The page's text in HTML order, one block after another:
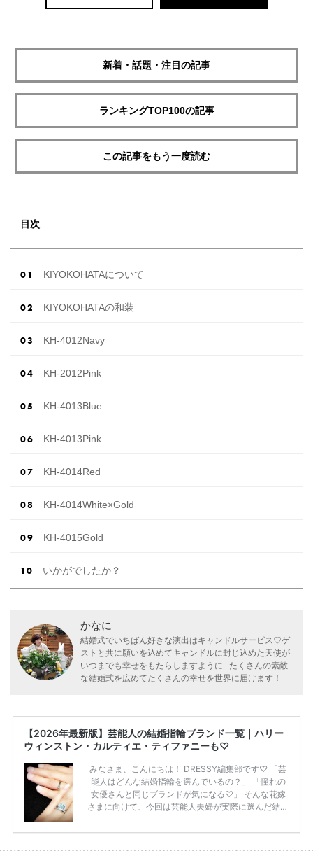
新着・話題・注目の記事
ランキングTOP100の記事
この記事をもう一度読む
目次
KIYOKOHATAについて
KIYOKOHATAの和装
KH-4012Navy
KH-2012Pink
KH-4013Blue
KH-4013Pink
KH-4014Red
KH-4014White×Gold
KH-4015Gold
いかがでしたか？
かなに
結婚式でいちばん好きな演出はキャンドルサービス♡ゲ
ストと共に願いを込めてキャンドルに封じ込めた天使が
いつまでも幸せをもたらしますように...たくさんの素敵
な結婚式を広めてたくさんの幸せを世界に届けます！
【2026年最新版】芸能人の結婚指輪ブランド一覧｜ハリー
ウィンストン・カルティエ・ティファニーも♡
みなさま、こんにちは！ DRESSY編集部です♡ 「芸
能人はどんな結婚指輪を選んでいるの？」 「憧れの
女優さんと同じブランドが気になる♡」 そんな花嫁
さまに向けて、今回は芸能人夫婦が実際に選んだ結婚
ーウィンストンやカルティエ、ティファニーなど世界